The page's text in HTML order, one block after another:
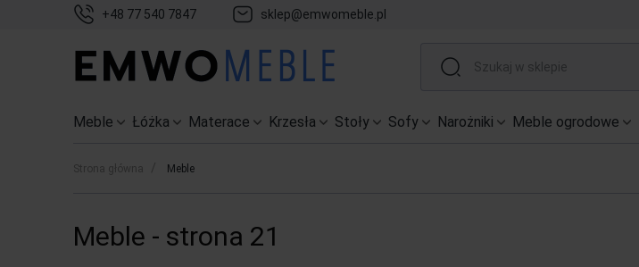
+48 77 540 7847 sklep@emwomeble.pl
Meble Łóżka Materace Krzesła Stoły Sofy Narożniki Meble ogrodowe
Strona główna Meble
Meble - strona 21